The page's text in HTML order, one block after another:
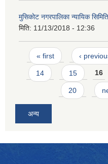
मुसिकाेट नगरपालिका न्यायिक
मिति: 11/13/2018 - 12:36
Pages
« first ‹
14 15 16
20
अन्य